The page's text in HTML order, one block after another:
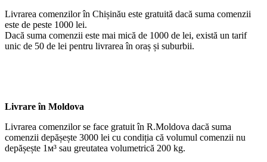
Livrarea comenzilor în Chișinău este gratuită dacă suma comenzii
este de peste 1000 lei.
Dacă suma comenzii este mai mică de 1000 de lei, există un tarif
unic de 50 de lei pentru livrarea în oraș și suburbii.
Livrare în Moldova
Livrarea comenzilor se face gratuit în R.Moldova dacă suma
comenzii depășește 3000 lei cu condiția că volumul comenzii nu
depășește 1м³ sau greutatea volumetrică 200 kg.